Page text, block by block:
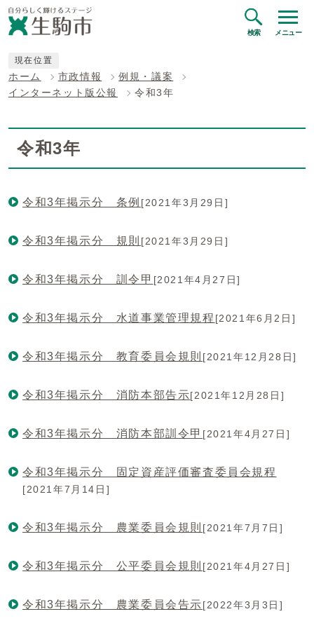
検索 メニュー
現在位置
ホーム 市政情報
例規・議案
インターネット版公報
令和3年
令和3年
令和3年掲示分 条例 [2021年3月29日]
令和3年掲示分 規則 [2021年3月29日]
令和3年掲示分 訓令甲 [2021年4月27日]
令和3年掲示分 水道事業管理規程 [2021年6月2日]
令和3年掲示分 教育委員会規則 [2021年12月28日]
令和3年掲示分 消防本部告示[2021年12月28日]
令和3年掲示分 消防本部訓令甲 [2021年4月27日]
令和3年掲示分 固定資産評価審査委員会規程
[2021年7月14日]
令和3年掲示分 農業委員会規則 [2021年7月7日]
令和3年掲示分 公平委員会規則 [2021年4月27日]
令和3年掲示分 農業委員会告示[2022年3月3日]